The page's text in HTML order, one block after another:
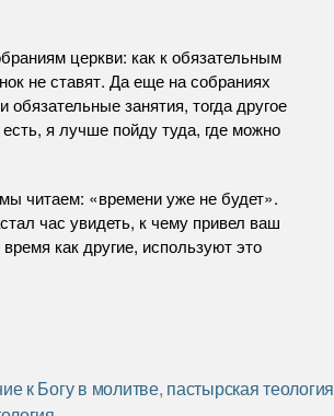
церкви: как к обязательным
не ставят. Да еще на собраниях
занятия, тогда другое
я лучше пойду туда, где можно
читаем: «времени уже не будет».
час увидеть, к чему привел ваш
как другие, используют это
к Богу в молитве, пастырская теология